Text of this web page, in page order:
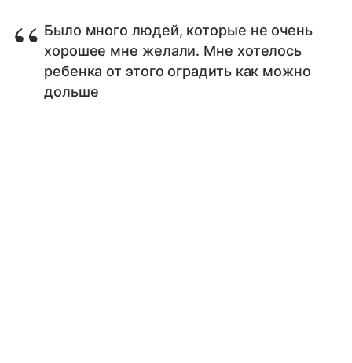
Было много людей, которые не очень
хорошее мне желали. Мне хотелось
ребенка от этого оградить как можно
дольше